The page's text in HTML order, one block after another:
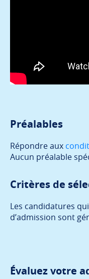
Préalables
Répondre aux
Aucun préalable
Critères de
Les candidatures
d’admission sont
Évaluez votre